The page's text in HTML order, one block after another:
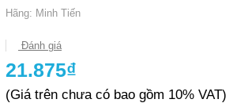
Hãng: Minh Tiến
Đánh giá
21.875₫
(Giá trên chưa có bao gồm 10% VAT)